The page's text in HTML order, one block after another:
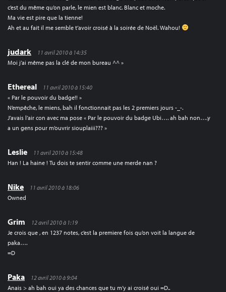
c’est du même qu’on parle, le mien est blanc. Blanc et moche.
Ma vie est pire que la tienne!
Ah et au fait il me semble t’avoir croisé à la soirée de Noël. Wahou!
judark
11 avril 2010 à 14:35
Moi j’ai même pas la clé de mon bureau ^^ »
Ethereal
11 avril 2010 à 15:40
« Par le pouvoir du badge!! »
N’empêche, le miens, bah il fonctionnait pas les 2 premiers jours -_-.
J’avais l’air con avec ma pose « Par le pouvoir du badge Ubi…. ah bah non….y
a un gens pour m’ouvrir siouplaiii??? »
Leslie
11 avril 2010 à 15:48
Han ! La haine ! Tu dois te sentir comme une merde nan ?
Nike
11 avril 2010 à 18:06
Owned
Grim
12 avril 2010 à 1:19
Je crois que , en 1237 notes, c’est la premiere fois qu’on voit la langue de
paka….
=D
Paka
12 avril 2010 à 9:04
Anais > ah bah oui ya des chances que tu m’y ai croisé oui =D..